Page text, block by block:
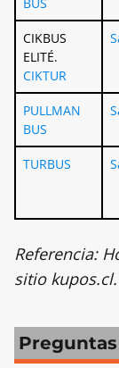
CIKBUS
ELITÉ.
CIKTUR
PULLMAN
BUS
TURBUS
Referencia:
sitio kupos.cl.